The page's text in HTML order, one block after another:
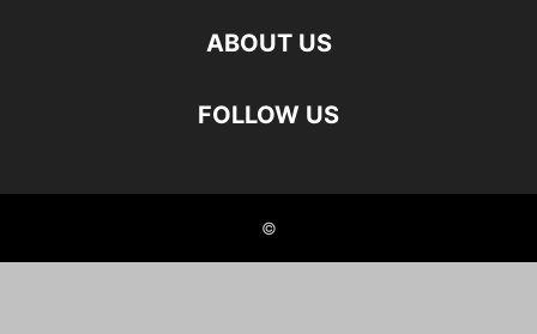
ABOUT US
FOLLOW US
©